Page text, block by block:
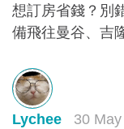
想訂房省錢？別
備飛往曼谷、吉
信用卡最高12%
在就教你怎麼領
算！
Lychee 30